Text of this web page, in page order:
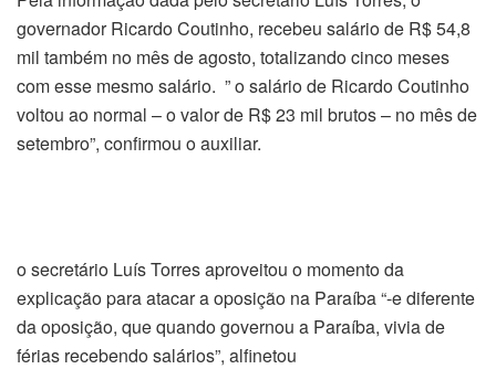
governador Ricardo Coutinho, recebeu salário de R$ 54,8
mil também no mês de agosto, totalizando cinco meses
com esse mesmo salário. ” o salário de Ricardo Coutinho
voltou ao normal – o valor de R$ 23 mil brutos – no mês de
setembro”, confirmou o auxiliar.
o secretário Luís Torres aproveitou o momento da
explicação para atacar a oposição na Paraíba “-e diferente
da oposição, que quando governou a Paraíba, vivia de
férias recebendo salários”, alfinetou